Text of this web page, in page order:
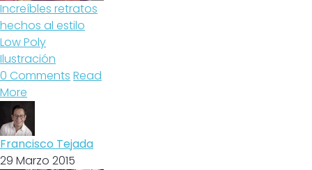
Increíbles retratos
hechos al estilo
Low Poly
Ilustración
0 Comments Read
More
Francisco Tejada
29 Marzo 2015